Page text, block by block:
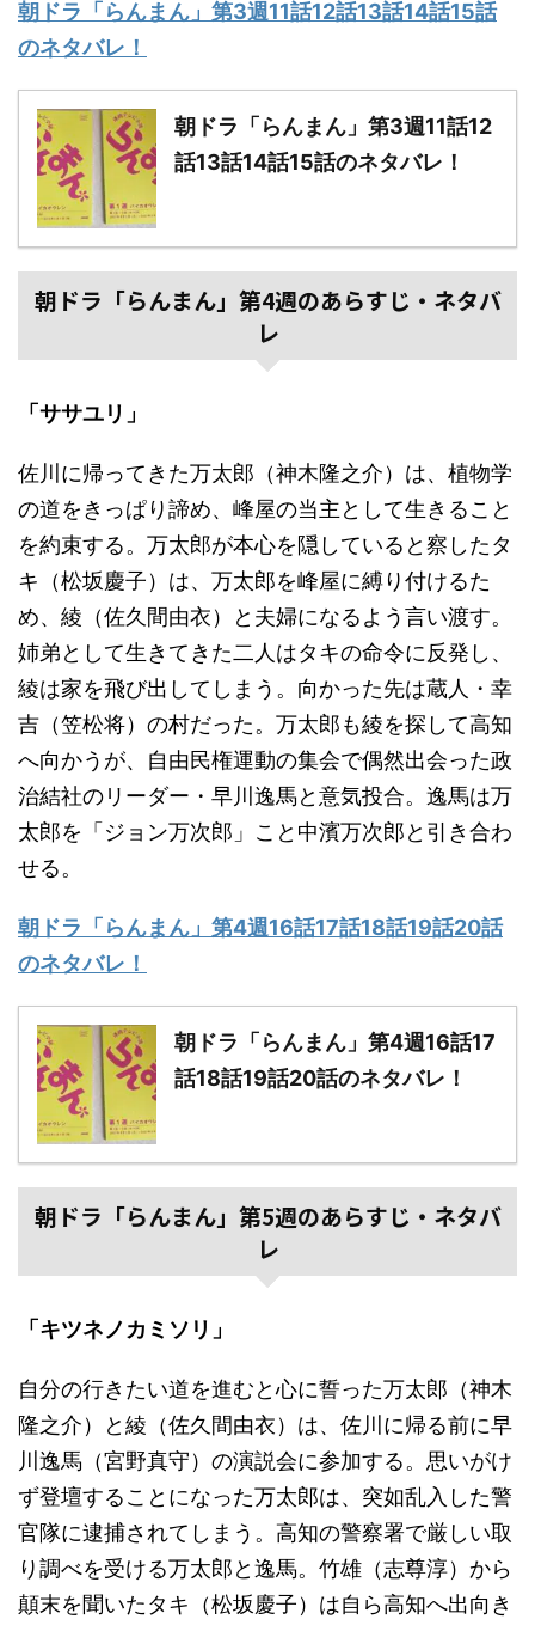
朝ドラ「らんまん」第3週11話12話13話14話15話
のネタバレ！
朝ドラ「らんまん」第3週11話12
話13話14話15話のネタバレ！
朝ドラ「らんまん」第4週のあらすじ・ネタバ
レ
「ササユリ」
佐川に帰ってきた万太郎（神木隆之介）は、植物学
の道をきっぱり諦め、峰屋の当主として生きること
を約束する。万太郎が本心を隠していると察したタ
キ（松坂慶子）は、万太郎を峰屋に縛り付けるた
め、綾（佐久間由衣）と夫婦になるよう言い渡す。
姉弟として生きてきた二人はタキの命令に反発し、
綾は家を飛び出してしまう。向かった先は蔵人・幸
吉（笠松将）の村だった。万太郎も綾を探して高知
へ向かうが、自由民権運動の集会で偶然出会った政
治結社のリーダー・早川逸馬と意気投合。逸馬は万
太郎を「ジョン万次郎」こと中濱万次郎と引き合わ
せる。
朝ドラ「らんまん」第4週16話17話18話19話20話
のネタバレ！
朝ドラ「らんまん」第4週16話17
話18話19話20話のネタバレ！
朝ドラ「らんまん」第5週のあらすじ・ネタバ
レ
「キツネノカミソリ」
自分の行きたい道を進むと心に誓った万太郎（神木
隆之介）と綾（佐久間由衣）は、佐川に帰る前に早
川逸馬（宮野真守）の演説会に参加する。思いがけ
ず登壇することになった万太郎は、突如乱入した警
官隊に逮捕されてしまう。高知の警察署で厳しい取
り調べを受ける万太郎と逸馬。竹雄（志尊淳）から
顛末を聞いたタキ（松坂慶子）は自ら高知へ出向き